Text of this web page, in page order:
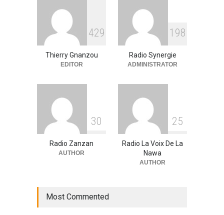
RFI Forme ses journalistes et
techniciens radios
partenaires.
Actualité 09/03/2026
429
Thierry Gnanzou
EDITOR
1 98
Radio Synergie
ADMINISTRATOR
30
Radio Zanzan
AUTHOR
25
Radio La Voix De La
Nawa
AUTHOR
Most Commented